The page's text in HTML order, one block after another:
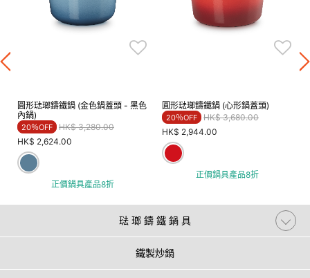
圓形琺瑯鑄鐵鍋 (金色鍋蓋頭 - 黑色
內鍋)
20％OFF Price reduced from
HK$ 3,280.00to
HK$ 2,624.00
正價鍋具產品8折
圓形琺瑯鑄鐵鍋 (心形鍋蓋頭)
20％OFF Price reduced from
HK$ 3,680.00to
HK$ 2,944.00
正價鍋具產品8折
琺 瑯 鑄 鐵 鍋 具
鐵製炒鍋